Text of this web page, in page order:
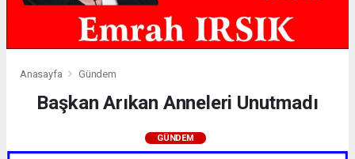
Anasayfa Gündem
Başkan Arıkan Anneleri Unutmadı
GÜNDEM